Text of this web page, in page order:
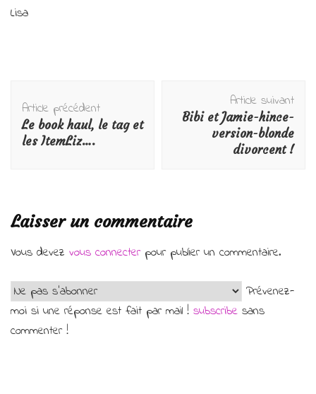
Lisa
d'article
Article précédent
Le book haul, le tag et
les ItemLiz….
Article suivant
Bibi et Jamie-hince-
version-blonde
divorcent !
Laisser un commentaire
Vous devez vous connecterpour publier un commentaire.
Prévenez-
moi si une réponse est fait par mail ! subscribe sans
commenter !